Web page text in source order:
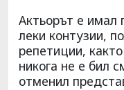
Актьорът е имал
леки контузии,
репетиции,
никога не е бил
отменил